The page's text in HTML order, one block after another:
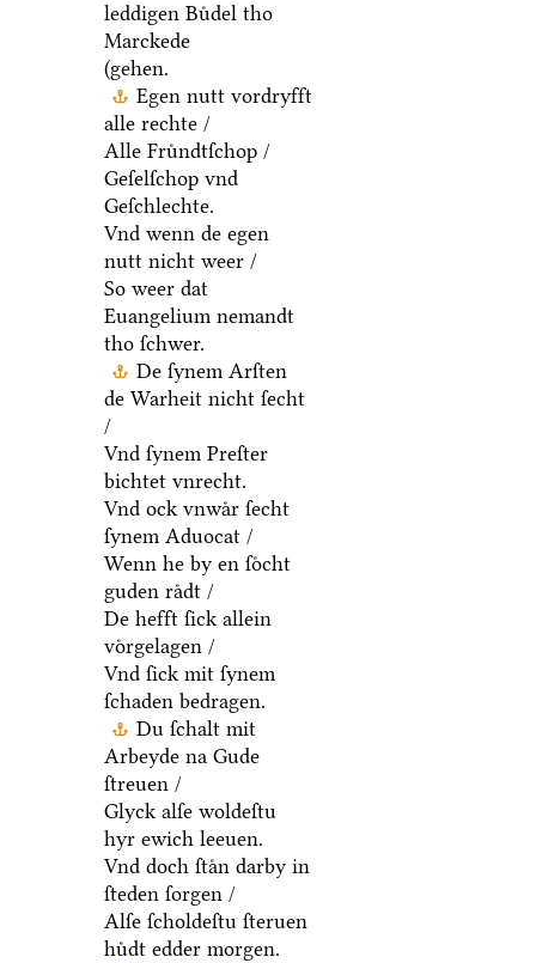
leddigen Buͤdel tho
Marckede
(gehen.
Egen nutt vordryfft
alle rechte /
Alle Fruͤndtſchop /
Geſelſchop vnd
Geſchlechte.
Vnd wenn de egen
nutt nicht weer /
So weer dat
Euangelium nemandt
tho ſchwer.
De ſynem Arſten
de Warheit nicht ſecht
/
Vnd ſynem Preſter
bichtet vnrecht.
Vnd ock vnwaͤr ſecht
ſynem Aduocat /
Wenn he by en ſoͤcht
guden raͤdt /
De hefft ſick allein
voͤrgelagen /
Vnd ſick mit ſynem
ſchaden bedragen.
Du ſchalt mit
Arbeyde na Gude
ſtreuen /
Glyck alſe woldeſtu
hyr ewich leeuen.
Vnd doch ſtaͤn darby in
ſteden ſorgen /
Alſe ſcholdeſtu ſteruen
huͤdt edder morgen.